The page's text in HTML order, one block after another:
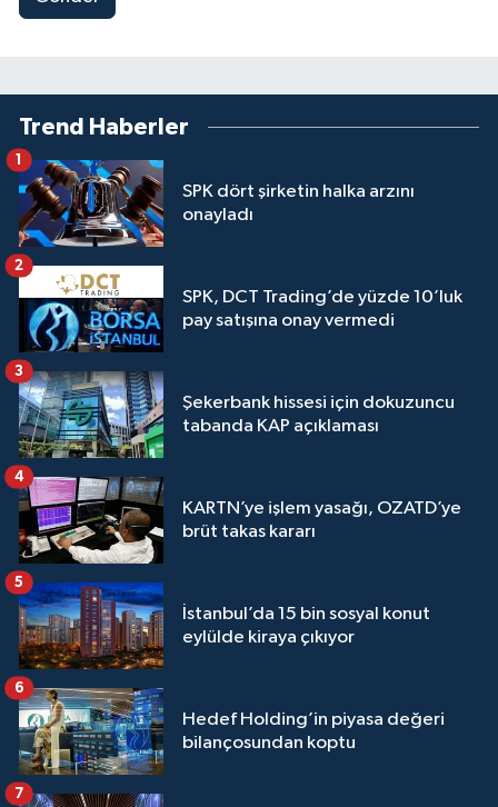
Trend Haberler
SPK dört şirketin halka arzını
onayladı
1
SPK, DCT Trading’de yüzde 10’luk
pay satışına onay vermedi
2
Şekerbank hissesi için dokuzuncu
tabanda KAP açıklaması
3
KARTN’ye işlem yasağı, OZATD’ye
brüt takas kararı
4
İstanbul’da 15 bin sosyal konut
eylülde kiraya çıkıyor
5
Hedef Holding’in piyasa değeri
bilançosundan koptu
6
7